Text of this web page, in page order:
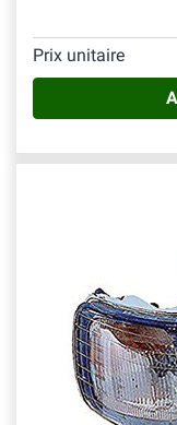
Prix unitaire